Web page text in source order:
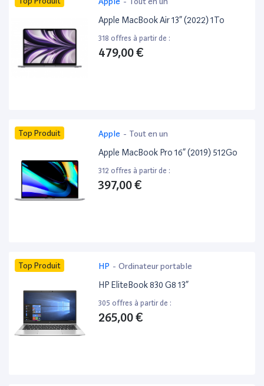
Apple MacBook Air 13” (2022) 1To
318 offres à partir de :
479,00 €
Top Produit Apple - Tout en un
Apple MacBook Pro 16” (2019) 512Go
312 offres à partir de :
397,00 €
Top Produit HP - Ordinateur portable
HP EliteBook 830 G8 13”
305 offres à partir de :
265,00 €